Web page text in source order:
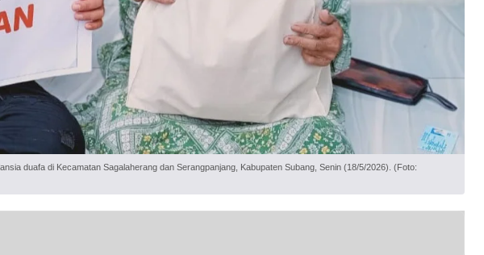
duafa di Kecamatan Sagalaherang dan Serangpanjang, Kabupaten Subang, Senin (18/5/2026). (Foto: